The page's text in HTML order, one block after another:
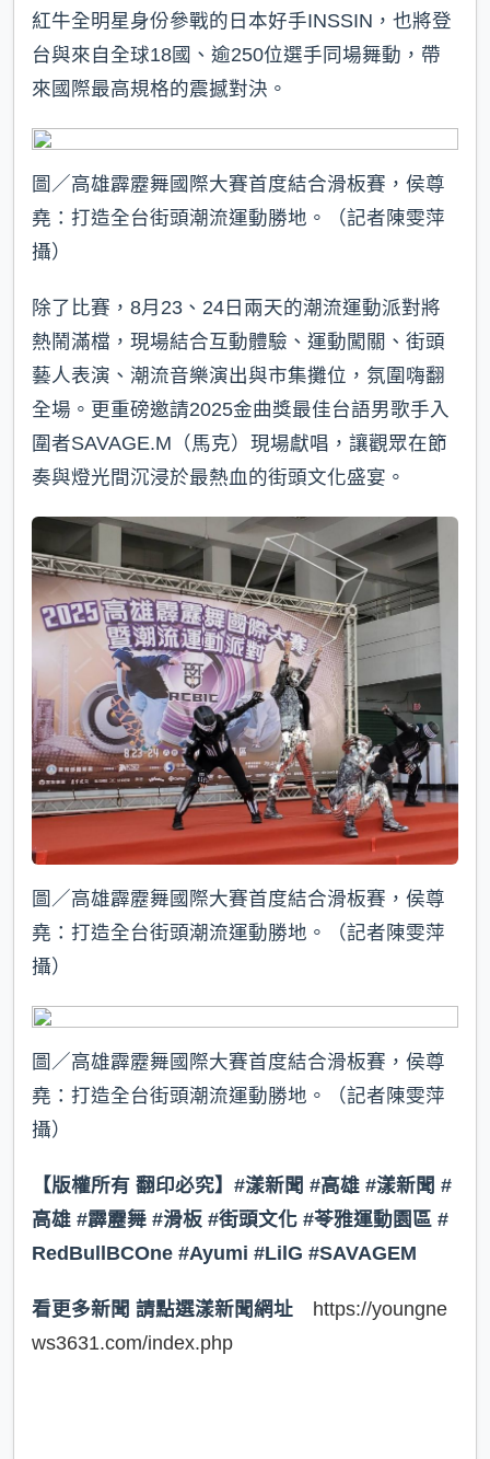
紅牛全明星身份參戰的日本好手INSSIN，也將登
台與來自全球18國、逾250位選手同場舞動，帶
來國際最高規格的震撼對決。
圖／高雄霹靂舞國際大賽首度結合滑板賽，侯尊
堯：打造全台街頭潮流運動勝地。（記者陳雯萍
攝）
除了比賽，8月23、24日兩天的潮流運動派對將
熱鬧滿檔，現場結合互動體驗、運動闖關、街頭
藝人表演、潮流音樂演出與市集攤位，氛圍嗨翻
全場。更重磅邀請2025金曲獎最佳台語男歌手入
圍者SAVAGE.M（馬克）現場獻唱，讓觀眾在節
奏與燈光間沉浸於最熱血的街頭文化盛宴。
圖／高雄霹靂舞國際大賽首度結合滑板賽，侯尊
堯：打造全台街頭潮流運動勝地。（記者陳雯萍
攝）
圖／高雄霹靂舞國際大賽首度結合滑板賽，侯尊
堯：打造全台街頭潮流運動勝地。（記者陳雯萍
攝）
【版權所有 翻印必究】#漾新聞 #高雄 #漾新聞 #
高雄 #霹靂舞 #滑板 #街頭文化 #苓雅運動園區 #
RedBullBCOne #Ayumi #LilG #SAVAGEM
看更多新聞 請點選漾新聞網址 https://youngne
ws3631.com/index.php